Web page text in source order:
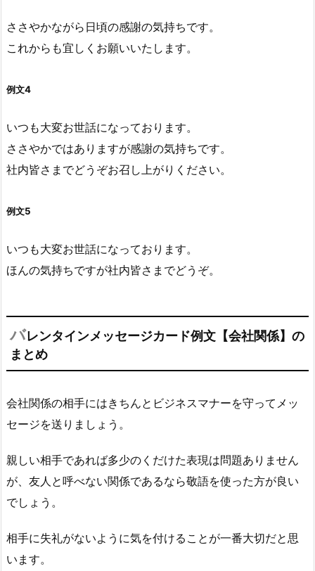
ささやかながら日頃の感謝の気持ちです。
これからも宜しくお願いいたします。
例文4
いつも大変お世話になっております。
ささやかではありますが感謝の気持ちです。
社内皆さまでどうぞお召し上がりください。
例文5
いつも大変お世話になっております。
ほんの気持ちですが社内皆さまでどうぞ。
バレンタインメッセージカード例文【会社関係】の
まとめ
会社関係の相手にはきちんとビジネスマナーを守ってメッ
セージを送りましょう。
親しい相手であれば多少のくだけた表現は問題ありません
が、友人と呼べない関係であるなら敬語を使った方が良い
でしょう。
相手に失礼がないように気を付けることが一番大切だと思
います。